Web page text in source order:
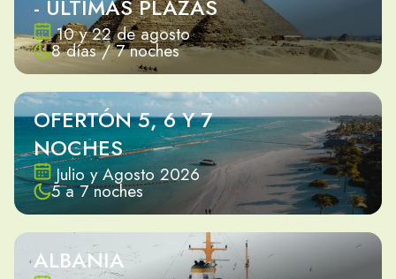
- ÚLTIMAS PLAZAS
10 y 22 de agosto
8 días / 7 noches
OFERTÓN 5, 6 Y 7
NOCHES
Julio y Agosto 2026
5 a 7 noches
ALBANIA